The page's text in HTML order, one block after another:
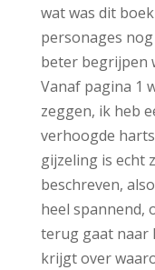
wat was dit
personages
beter begrijpen
Vanaf pagina 1
zeggen, ik heb
verhoogde
gijzeling is echt
beschreven,
heel spannend,
terug gaat naar
krijgt over